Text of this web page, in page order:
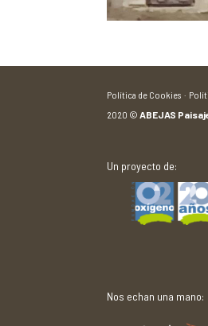
Política de Cookies ·
2020 ©ABEJAS
Un proyecto de:
Nos echan una mano: